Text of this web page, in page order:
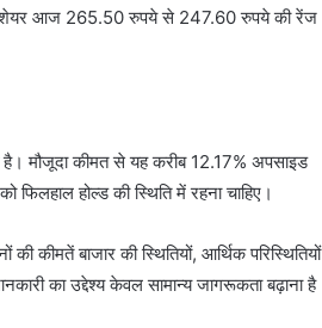
शेयर आज 265.50 रुपये से 247.60 रुपये की रेंज
मौजूदा कीमत से यह करीब 12.17% अपसाइड
होल्ड की स्थिति में रहना चाहिए।
कीमतें बाजार की स्थितियों, आर्थिक परिस्थितियों
का उद्देश्य केवल सामान्य जागरूकता बढ़ाना है